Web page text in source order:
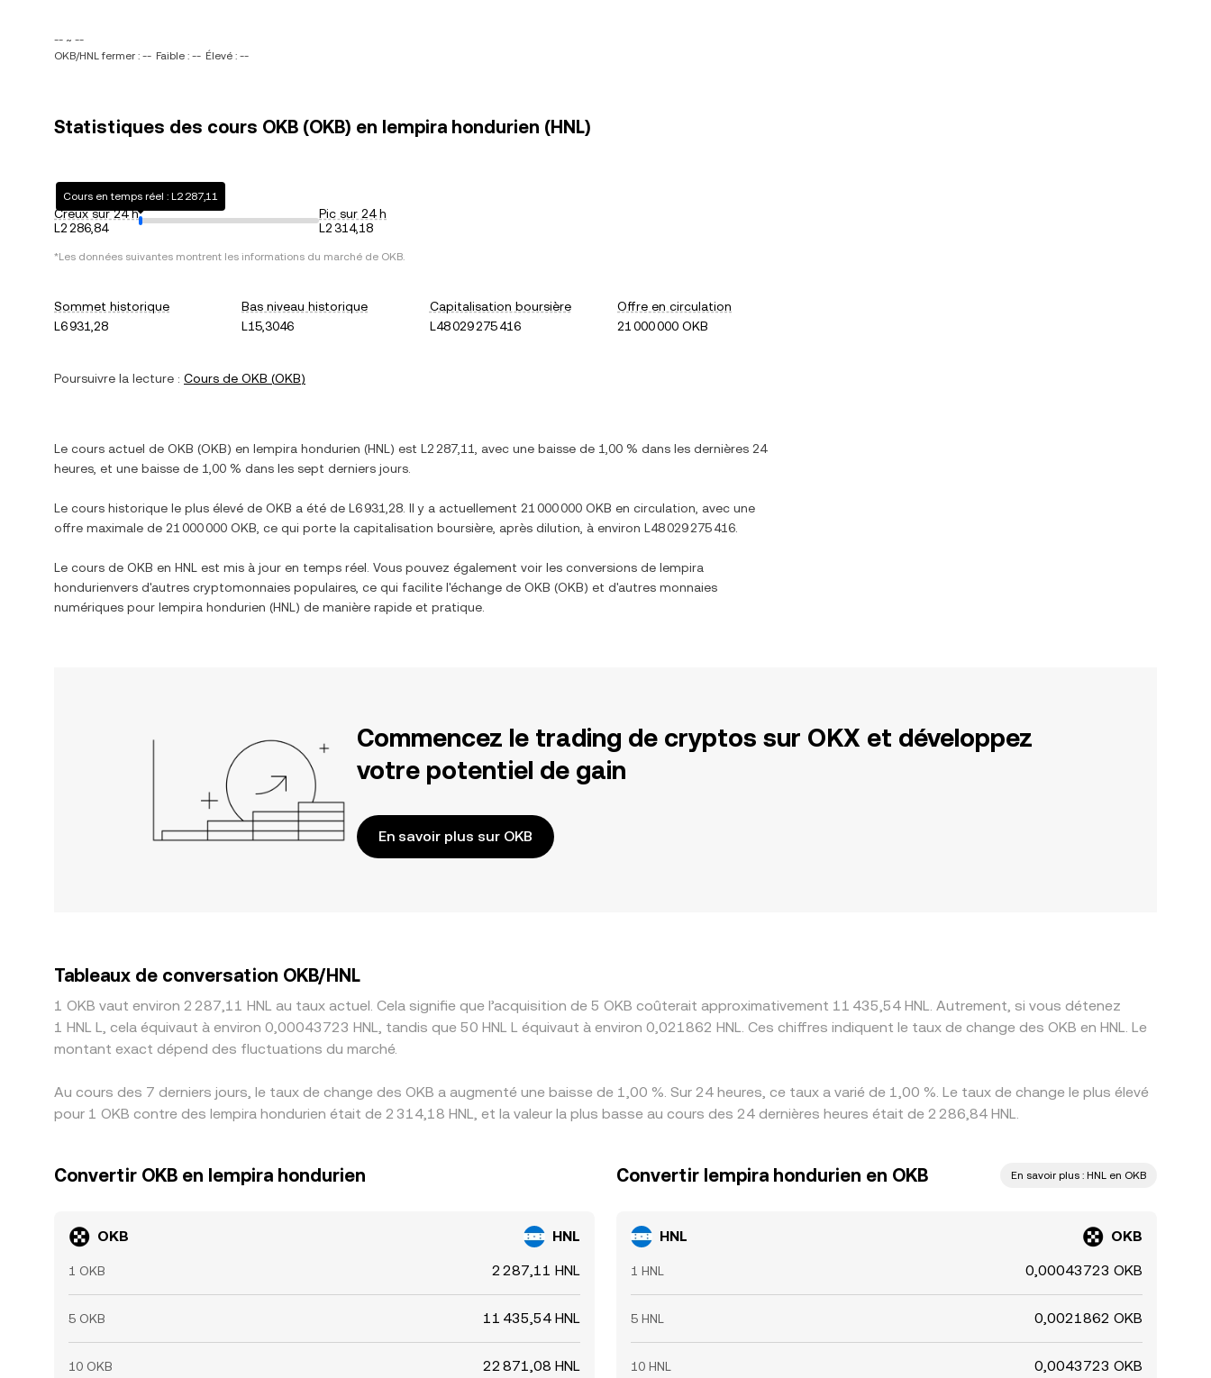
-- ~ --
OKB/HNL fermer : -- Faible : -- Élevé : --
Statistiques des cours OKB (OKB) en lempira hondurien (HNL)
Creux sur 24 h
L2 286,84
Cours en temps réel : L2 287,11
Pic sur 24 h
L2 314,18
*Les données suivantes montrent les informations du marché de OKB.
Sommet historique
L6 931,28
Bas niveau historique
L15,3046
Capitalisation boursière
L48 029 275 416
Offre en circulation
21 000 000 OKB
Poursuivre la lecture : Cours de OKB (OKB)
Le cours actuel de OKB (OKB) en lempira hondurien (HNL ) est L2 287,11 , avec une baisse de 1,00 % dans les dernières 24
heures, et une baisse de 1,00 % dans les sept derniers jours.
Le cours historique le plus élevé de OKB a été de L6 931,28 . Il y a actuellement 21 000 000 OKB en circulation, avec une
offre maximale de 21 000 000 OKB , ce qui porte la capitalisation boursière, après dilution, à environ L48 029 275 416
Le cours de OKB en HNL est mis à jour en temps réel. Vous pouvez également voir les conversions de lempira
hondurienvers d'autres cryptomonnaies populaires, ce qui facilite l'échange de OKB (OKB) et d'autres monnaies
numériques pour lempira hondurien (HNL ) de manière rapide et pratique.
Commencez le trading de cryptos sur OKX et développez
votre potentiel de gain
En savoir plus sur OKB
Tableaux de conversation OKB/HNL
1 OKB vaut environ 2 287,11 HNL au taux actuel. Cela signifie que l’acquisition de 5 OKB coûterait approximativement 11 435,54 HNL. Autrement, si vous détenez
1 HNL L, cela équivaut à environ 0,00043723 HNL, tandis que 50 HNL L équivaut à environ 0,021862 HNL. Ces chiffres indiquent le taux de change des OKB en HNL. Le
montant exact dépend des fluctuations du marché.
Au cours des 7 derniers jours, le taux de change des OKB a augmenté une baisse de 1,00 %. Sur 24 heures, ce taux a varié de 1,00 %. Le taux de change le plus élevé
pour 1 OKB contre des lempira hondurien était de 2 314,18 HNL, et la valeur la plus basse au cours des 24 dernières heures était de 2 286,84 HNL.
Convertir OKB en lempira hondurien
OKB HNL
1 OKB 2 287,11 HNL
5 OKB 11 435,54 HNL
10 OKB 22 871,08 HNL
Convertir lempira hondurien en OKB En savoir plus : HNL en OKB
HNL OKB
1 HNL 0,00043723 OKB
5 HNL 0,0021862 OKB
10 HNL 0,0043723 OKB